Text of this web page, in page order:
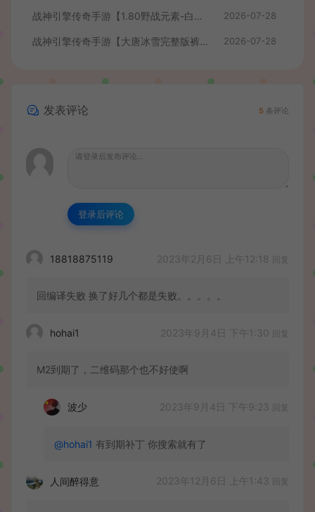
战神引擎传奇手游【1.80野战元素-白猪7.2免授权】最新整理Win系特色服务端+安卓+GM授权物品后台+详细搭建教程 2026-07-28
战神引擎传奇手游【大唐冰雪完整版裤衩7.0免授权】最新整理Win系特色服务端+GM授权后台+安卓苹果双端+详细搭建教程 2026-07-28
发表评论 5 条评论
登录后评论
18818875119 2023年2月6日 上午12:18 回复
回编译失败 换了好几个都是失败。。。。。
hohai1 2023年9月4日 下午1:30
M2到期了，二维码那个也不好使啊
波少 2023年9月4日 下午9:23 回复
@hohai1 有到期补丁 你搜索就有了
人间醉得意 2023年12月6日 上午1:43 回复